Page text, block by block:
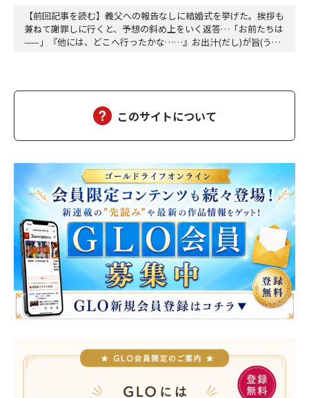
【前回記事を読む】義父への報告なしに結婚式を挙げた。挨拶も
兼ねて謝罪しに行くと、予想の斜め上をいく返答…「お前たちは
——」『他には、どこへ行ったかな……』お出汁(だし)が旨(うま)
クリームが思い浮かぶ。その流れで、階段の…
このサイトについて